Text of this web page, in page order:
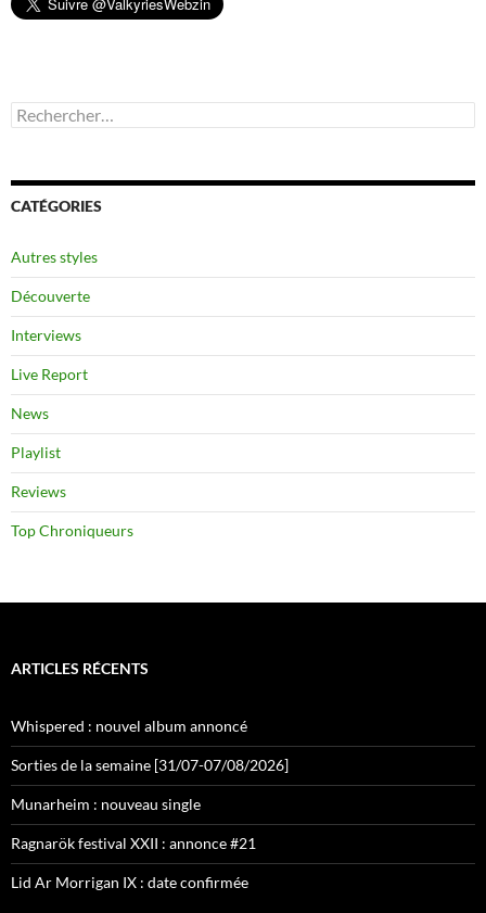
Rechercher :
CATÉGORIES
Autres styles
Découverte
Interviews
Live Report
News
Playlist
Reviews
Top Chroniqueurs
ARTICLES RÉCENTS
Whispered : nouvel album annoncé
Sorties de la semaine [31/07-07/08/2026]
Munarheim : nouveau single
Ragnarök festival XXII : annonce #21
Lid Ar Morrigan IX : date confirmée